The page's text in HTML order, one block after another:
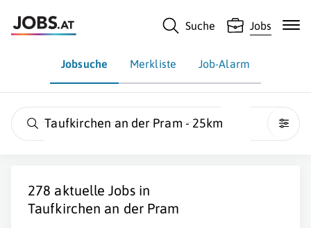
Suche Jobs
Jobsuche Merkliste Job-Alarm
Taufkirchen an der Pram - 25km
278 aktuelle Jobs in
Taufkirchen an der Pram